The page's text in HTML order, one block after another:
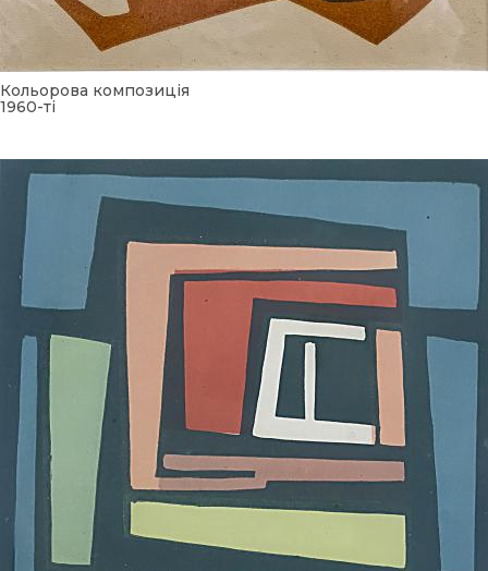
Кольорова композиція
1960-ті